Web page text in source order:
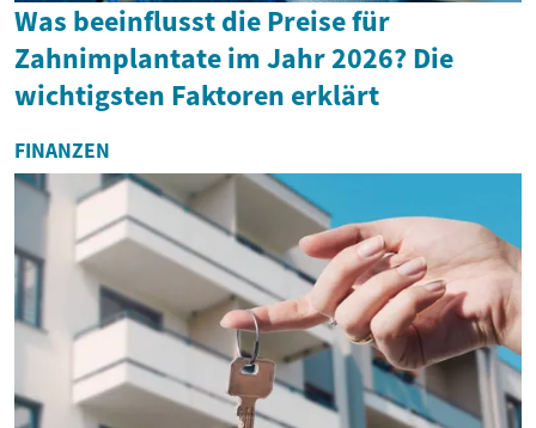
Was beeinflusst die Preise für
Zahnimplantate im Jahr 2026? Die
wichtigsten Faktoren erklärt
FINANZEN